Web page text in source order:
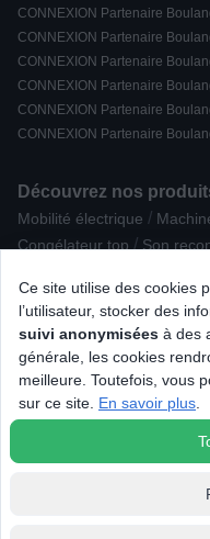
Ce site utilise des cookies
l’utilisateur, stocker des
suivi anonymisées à des
générale, les cookies
meilleure. Toutefois, vous
sur ce site. En savoir plus
CONNEXION Partenaire
CONNEXION Partenaire
CONNEXION Partenaire
CONNEXION Partenaire
CONNEXION Partenaire
CONNEXION Partenaire
Découvrez nos
Mobilité électrique /
Congélateur top / Son
/ Mixeur / Aspirateur balai /
Hotte Décorative
Cadre photo numérique
Balance de cuisine /
Aspirateur traîneau avec sac